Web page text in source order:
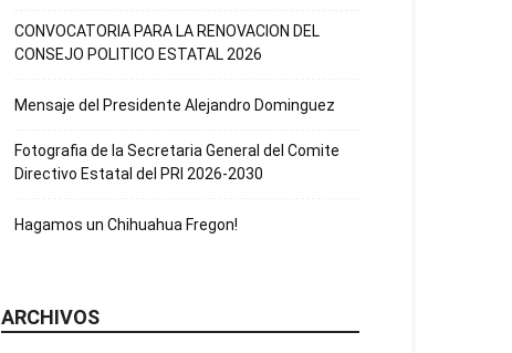
CONVOCATORIA PARA LA RENOVACION DEL
CONSEJO POLITICO ESTATAL 2026
Mensaje del Presidente Alejandro Dominguez
Fotografia de la Secretaria General del Comite
Directivo Estatal del PRI 2026-2030
Hagamos un Chihuahua Fregon!
ARCHIVOS